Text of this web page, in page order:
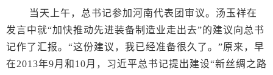
当天上午，总书记参加河南代表团审议。汤玉祥在
发言中就“加快推动先进装备制造业走出去”的建议向总书
记作了汇报。“这份建议，我已经准备很久了。”原来，早
在2013年9月和10月，习近平总书记提出建设“新丝绸之路